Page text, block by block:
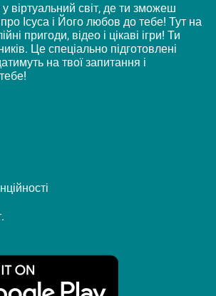
віртуальний світ, де ти зможеш
Ісуса і Його любов до тебе! Тут на
пригоди, відео і цікаві ігри! Ти
Це спеціально підготовлені
на твої запитання і